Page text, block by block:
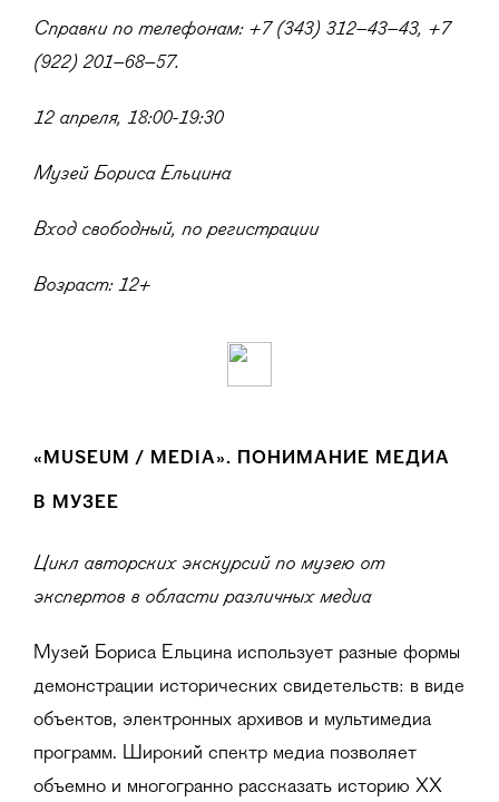
Справки по телефонам: +7 (343) 312–43–43, +7
(922) 201–68–57.
12 апреля, 18:00-19:30
Музей Бориса Ельцина
Вход свободный, по регистрации
Возраст: 12+
«MUSEUM / MEDIA». ПОНИМАНИЕ МЕДИА
В МУЗЕЕ
Цикл авторских экскурсий по музею от
экспертов в области различных медиа
Музей Бориса Ельцина использует разные формы
демонстрации исторических свидетельств: в виде
объектов, электронных архивов и мультимедиа
программ. Широкий спектр медиа позволяет
объемно и многогранно рассказать историю ХХ